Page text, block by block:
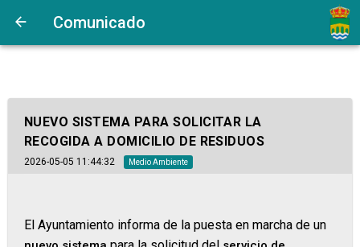
Comunicado
NUEVO SISTEMA PARA SOLICITAR LA
RECOGIDA A DOMICILIO DE RESIDUOS
2026-05-05 11:44:32 Medio Ambiente
El Ayuntamiento informa de la puesta en marcha de un